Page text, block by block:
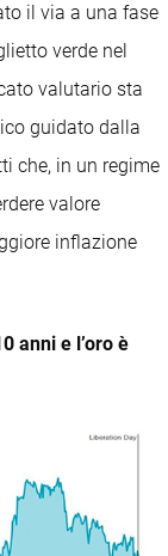
il via a una fase
verde nel
valutario sta
guidato dalla
che, in un regime
valore
inflazione
anni e l’oro è